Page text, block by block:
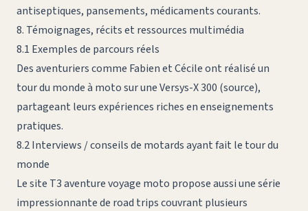
antiseptiques, pansements, médicaments courants.
8. Témoignages, récits et ressources multimédia
8.1 Exemples de parcours réels
Des aventuriers comme Fabien et Cécile ont réalisé un
tour du monde à moto sur une Versys-X 300 (source),
partageant leurs expériences riches en enseignements
pratiques.
8.2 Interviews / conseils de motards ayant fait le tour du
monde
Le site T3 aventure voyage moto propose aussi une série
impressionnante de road trips couvrant plusieurs